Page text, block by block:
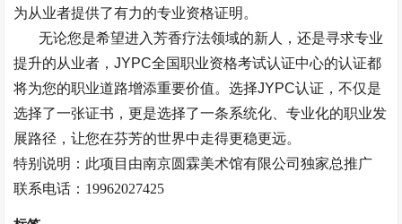
为从业者提供了有力的专业资格证明。
无论您是希望进入芳香疗法领域的新人，还是寻求专业
提升的从业者，JYPC全国职业资格考试认证中心的认证都
将为您的职业道路增添重要价值。选择JYPC认证，不仅是
选择了一张证书，更是选择了一条系统化、专业化的职业发
展路径，让您在芬芳的世界中走得更稳更远。
特别说明：此项目由南京圆霖美术馆有限公司独家总推广
联系电话： 19962027425